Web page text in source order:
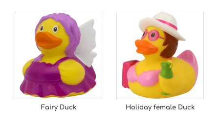
Fairy Duck Holiday female Duck